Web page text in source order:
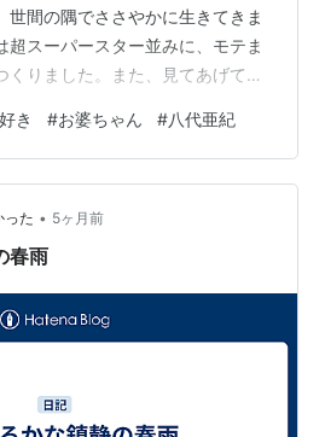
世間の隅でささやかに生きてきま
超スーパースター並みに、モテま
くりました。また、見てあげてく
き #お婆ちゃん #八代亜紀
った • 5ヶ月前
春雨